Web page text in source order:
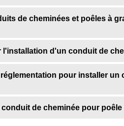
de cheminées et poêles à
d'un conduit de
pour installer un
de cheminée pour poêle